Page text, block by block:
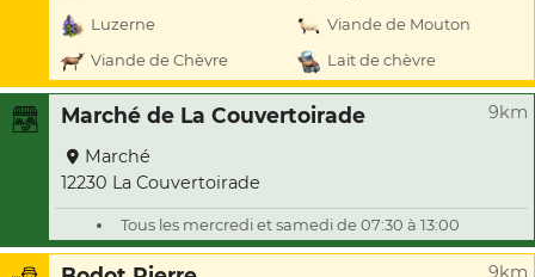
Luzerne
Viande de Mouton
Viande de Chèvre
Lait de chèvre
Marché de La Couvertoirade 9km
Marché
12230 La Couvertoirade
Tous les mercredi et samedi de 07:30 à 13:00
9km